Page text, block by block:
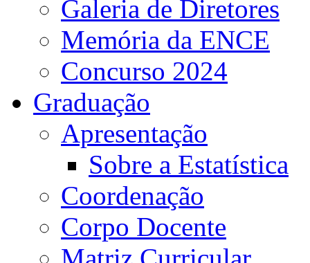
Galeria de Diretores
Memória da ENCE
Concurso 2024
Graduação
Apresentação
Sobre a Estatística
Coordenação
Corpo Docente